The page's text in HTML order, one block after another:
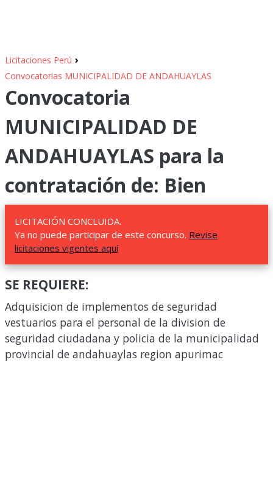
Licitaciones Perú ›
Convocatorias MUNICIPALIDAD DE ANDAHUAYLAS
Convocatoria
MUNICIPALIDAD DE
ANDAHUAYLAS para la
contratación de: Bien
LICITACIÓN CONCLUIDA.
Ya no puede participar de este concurso. Revise
licitaciones vigentes aquí
SE REQUIERE:
Adquisicion de implementos de seguridad
vestuarios para el personal de la division de
seguridad ciudadana y policia de la municipalidad
provincial de andahuaylas region apurimac